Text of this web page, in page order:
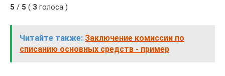
5 / 5 ( 3 голоса )
Читайте также: Заключение комиссии по
списанию основных средств - пример